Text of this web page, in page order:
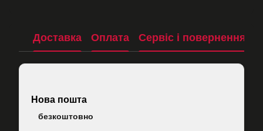
Доставка Оплата Сервіс і повернення
Нова пошта
безкоштовно